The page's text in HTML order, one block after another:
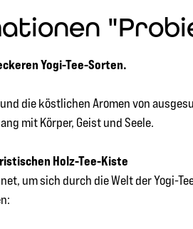
Yogi-Tee-Sorten.
die köstlichen Aromen von
mit Körper, Geist und Seele.
Holz-Tee-Kiste
um sich durch die Welt der Yogi-